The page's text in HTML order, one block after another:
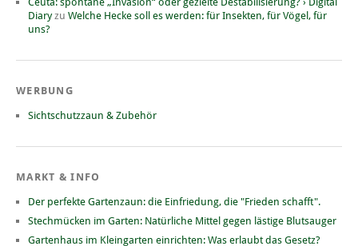
Diaryzu Welche Hecke soll es werden: für Insekten, für Vögel, für
uns?
WERBUNG
Sichtschutzzaun & Zubehör
MARKT & INFO
Der perfekte Gartenzaun: die Einfriedung, die "Frieden schafft".
Stechmücken im Garten: Natürliche Mittel gegen lästige Blutsauger
Gartenhaus im Kleingarten einrichten: Was erlaubt das Gesetz?